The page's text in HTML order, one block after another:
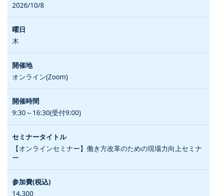
2026/10/8
木
オンライン(Zoom)
9:30～16:30(受付9:00)
【オンラインセミナー】働き方改革のための現場力向上セミナ
ー
14,300